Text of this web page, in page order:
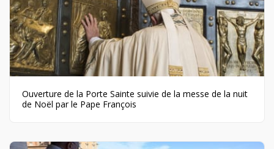
Ouverture de la Porte Sainte suivie de la messe de la nuit
de Noël par le Pape François